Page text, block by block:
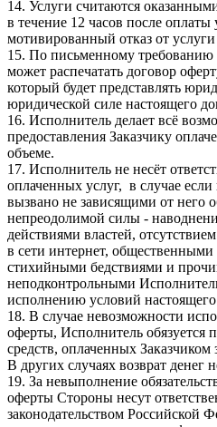
14. Услуги считаются
в течение 12 часов после
мотивированный отказ от
15. По письменному требованию
может распечатать договор
который будет представлять
юридической силе настоящего
16. Исполнитель делает всё
предоставления Заказчику
объеме.
17. Исполнитель не несёт
оплаченных услуг, в случае
вызвано не зависящими от него
непреодолимой силы -
действиями властей,
в сети интернет,
стихийными бедствиями и
неподконтрольными
исполнению условий
18. В случае невозможности
оферты, Исполнитель обязуется
средств, оплаченных
В других случаях возврат денег
19. За невыполнение
оферты Стороны несут
законодательством Российской